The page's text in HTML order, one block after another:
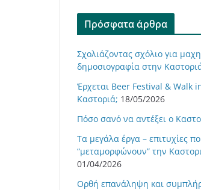
Πρόσφατα άρθρα
Σχολιάζοντας σχόλιο για
δημοσιογραφία στην
Έρχεται Beer Festival & Walk
Καστοριά; 18/05/2026
Πόσο σανό να αντέξει ο
Τα μεγάλα έργα – επιτυχίες
“μεταμορφώνουν” την
01/04/2026
Ορθή επανάληψη και